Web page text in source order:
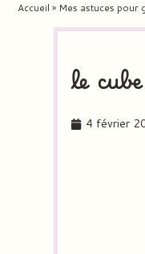
Accueil » Mes astuces pour
le cube
4 février